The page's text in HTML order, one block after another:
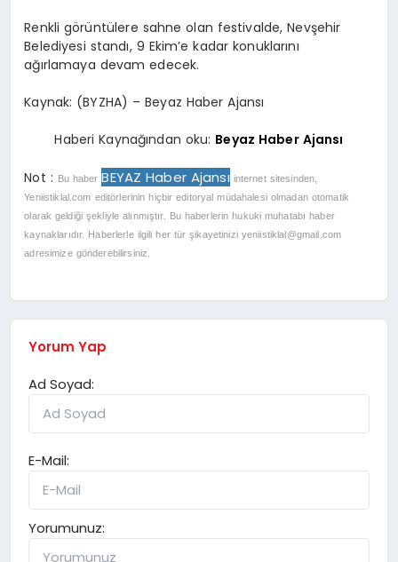
Renkli görüntülere sahne olan festivalde, Nevşehir
Belediyesi standı, 9 Ekim’e kadar konuklarını
ağırlamaya devam edecek.
Kaynak: (BYZHA) – Beyaz Haber Ajansı
Haberi Kaynağından oku: Beyaz Haber Ajansı
Not : Bu haber BEYAZ Haber Ajansı internet sitesinden,
Yeniistiklal.com editörlerinin hiçbir editoryal müdahalesi olmadan otomatik
olarak geldiği şekliyle alınmıştır. Bu haberlerin hukuki muhatabı haber
kaynaklarıdır. Haberlerle ilgili her tür şikayetinizi yeniistiklal@gmail.com
adresimize gönderebilirsiniz.
Yorum Yap
Ad Soyad:
E-Mail:
Yorumunuz: